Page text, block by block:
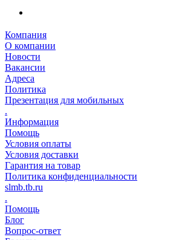
Компания
О компании
Новости
Вакансии
Адреса
Политика
Презентация для мобильных
.
Информация
Помощь
Условия оплаты
Условия доставки
Гарантия на товар
Политика конфиденциальности
slmb.tb.ru
.
Помощь
Блог
Вопрос-ответ